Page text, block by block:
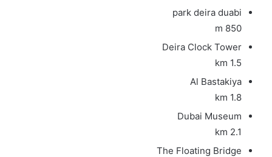
park deira duabi
850 m
Deira Clock Tower
1.5 km
Al Bastakiya
1.8 km
Dubai Museum
2.1 km
The Floating Bridge